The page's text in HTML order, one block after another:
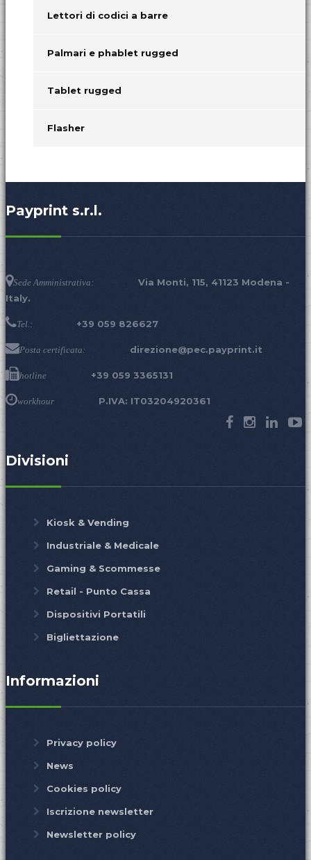
Lettori di codici a barre
Palmari e phablet rugged
Tablet rugged
Flasher
Payprint s.r.l.
Sede Amministrativa:
Via Monti, 115, 41123 Modena -
Italy.
Tel.: +39 059 826627
Posta certificata: direzione@pec.payprint.it
hotline +39 059 3365131
workhour P.IVA: IT03204920361
Divisioni
Kiosk & Vending
Industriale & Medicale
Gaming & Scommesse
Retail - Punto Cassa
Dispositivi Portatili
Bigliettazione
Informazioni
Privacy policy
News
Cookies policy
Iscrizione newsletter
Newsletter policy